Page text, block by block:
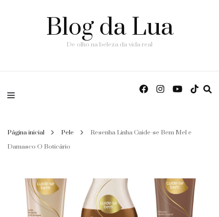
Blog da Lua
De olho na beleza da vida real
Página inicial Pele
Resenha Linha Cuide-se Bem Mel e
Damasco O Boticário